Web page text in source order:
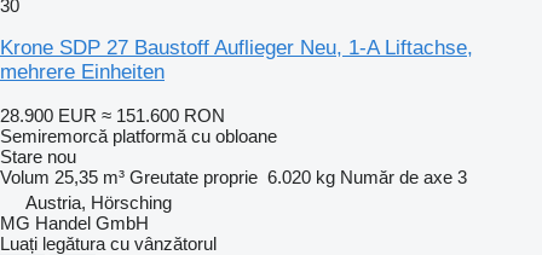
30
Krone SDP 27 Baustoff Auflieger Neu, 1-A Liftachse,
mehrere Einheiten
28.900 EUR ≈ 151.600 RON
Semiremorcă platformă cu obloane
Stare nou
Volum 25,35 m³ Greutate proprie 6.020 kg Număr de axe 3
Austria, Hörsching
MG Handel GmbH
Luați legătura cu vânzătorul